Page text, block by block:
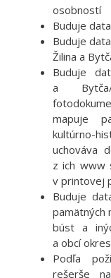
osobností
Buduje
Buduje
Žilina a
Buduje
a
mapuje
kultúrno-
uchováva
z ich www
v printovej
Buduje
pamätných
búst a
a obcí
Podľa
rešerše